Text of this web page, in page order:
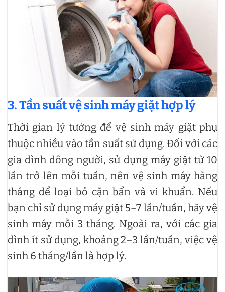
3. Tần suất vệ sinh máy giặt hợp lý
Thời gian lý tưởng để vệ sinh máy giặt phụ
thuộc nhiều vào tần suất sử dụng. Đối với các
gia đình đông người, sử dụng máy giặt từ 10
lần trở lên mỗi tuần, nên vệ sinh máy hàng
tháng để loại bỏ cặn bẩn và vi khuẩn. Nếu
bạn chỉ sử dụng máy giặt 5–7 lần/tuần, hãy vệ
sinh máy mỗi 3 tháng. Ngoài ra, với các gia
đình ít sử dụng, khoảng 2–3 lần/tuần, việc vệ
sinh 6 tháng/lần là hợp lý.